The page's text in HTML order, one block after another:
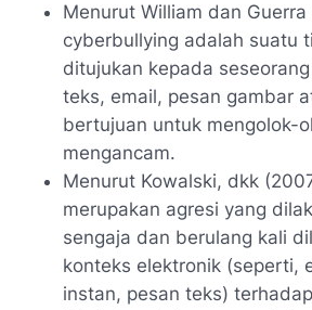
Menurut William dan
cyberbullying adalah suatu
ditujukan kepada
teks, email, pesan gambar
bertujuan untuk mengolok-
mengancam.
Menurut Kowalski, dkk
merupakan agresi yang
sengaja dan berulang kali
konteks elektronik (seperti,
instan, pesan teks)